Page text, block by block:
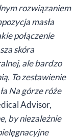
rozwiązaniem
masła
połączenie
skóra
ale bardzo
To zestawienie
Na górze róże
Advisor,
by niezależnie